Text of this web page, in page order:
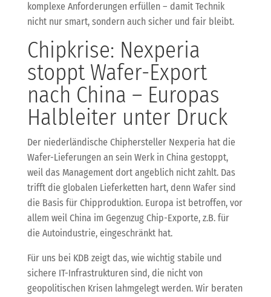
komplexe Anforderungen erfüllen – damit Technik
nicht nur smart, sondern auch sicher und fair bleibt.
Chipkrise: Nexperia
stoppt Wafer-Export
nach China – Europas
Halbleiter unter Druck
Der niederländische Chiphersteller Nexperia hat die
Wafer-Lieferungen an sein Werk in China gestoppt,
weil das Management dort angeblich nicht zahlt. Das
trifft die globalen Lieferketten hart, denn Wafer sind
die Basis für Chipproduktion. Europa ist betroffen, vor
allem weil China im Gegenzug Chip-Exporte, z.B. für
die Autoindustrie, eingeschränkt hat.
Für uns bei KDB zeigt das, wie wichtig stabile und
sichere IT-Infrastrukturen sind, die nicht von
geopolitischen Krisen lahmgelegt werden. Wir beraten